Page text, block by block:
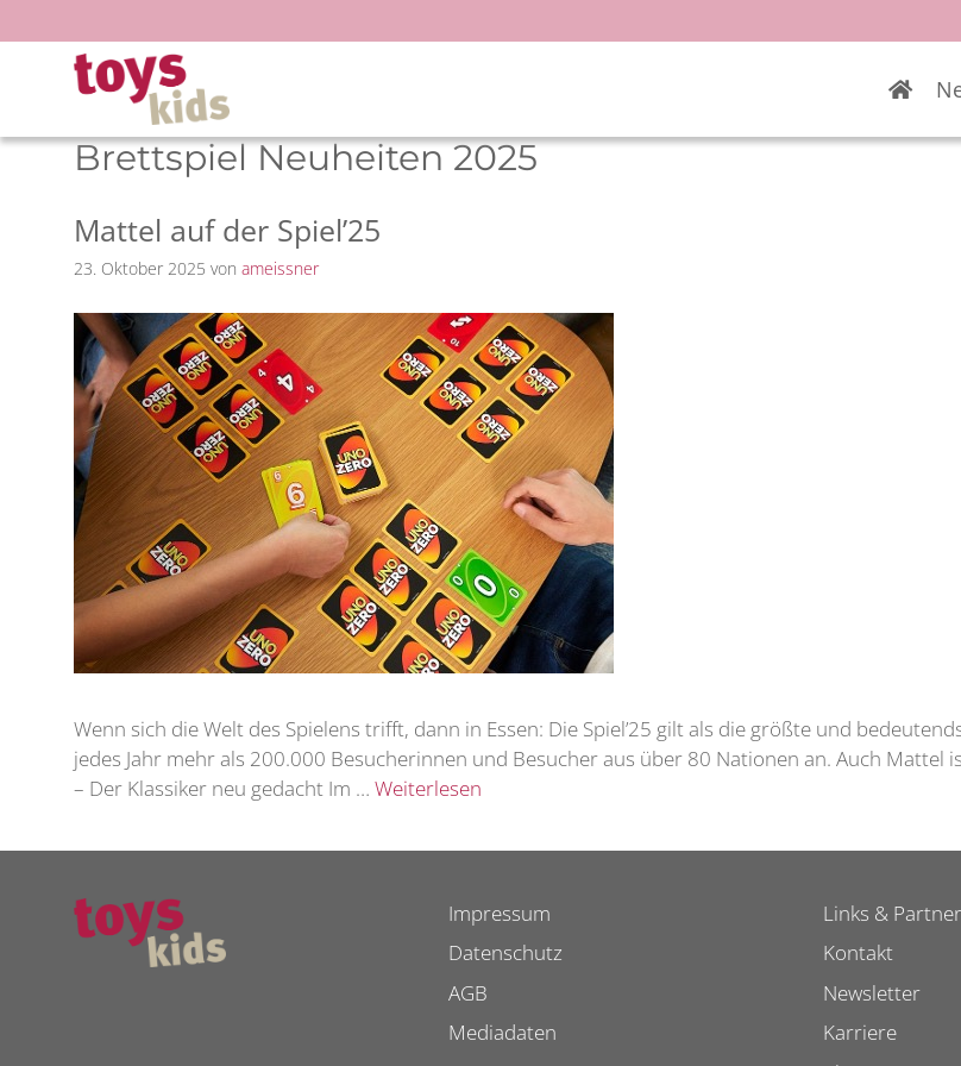
Inhalt
springen
Brettspiel Neuheiten 2025
Mattel auf der Spiel’25
23. Oktober 2025 von ameissner
Wenn sich die Welt des Spielens trifft, dann in Essen: Die Spiel’25 gilt als die größte und
jedes Jahr mehr als 200.000 Besucherinnen und Besucher aus über 80 Nationen an. Auch
– Der Klassiker neu gedacht Im … Weiterlesen
Impressum
Datenschutz
AGB
Mediadaten
Links & Partner
Kontakt
Newsletter
Karriere